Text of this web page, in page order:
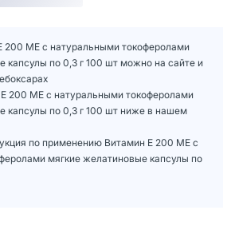
200 МЕ с натуральными токоферолами
капсулы по 0,3 г 100 шт можно на сайте и
200 МЕ с натуральными токоферолами
капсулы по 0,3 г 100 шт ниже в нашем
по применению Витамин Е 200 МЕ с
мягкие желатиновые капсулы по